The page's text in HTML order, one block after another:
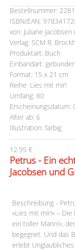
Bestellnummer:
ISBN/EAN:
von: Juliane
Verlag: SCM R.
Produktart: Buch
Einbandart: gebunden
Format: 15 x 21 cm
Reihe: Lies mit mir!
Umfang: 80
Erscheinungsdatum:
Alter ab: 6
Illustration: farbig
12.95 €
Petrus - Ein
Jacobsen und
Beschreibung -
»Lies mit mir!« –
ein toller Mann!«,
begegnet. Und das
erlebt